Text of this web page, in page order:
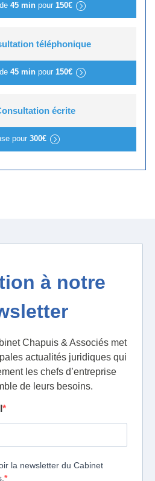
45 minpour 150€
téléphonique
45 minpour 150€
écrite
pour 300€